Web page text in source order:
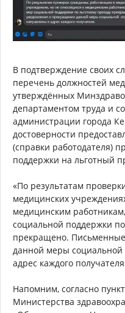
В подтверждение своих
перечень должностей
утверждённых
департаментом труда и
администрации города
достоверности
(справки работодателя)
поддержки на льготный
«По результатам
медицинских
медицинским
социальной поддержки
прекращено.
данной меры
адрес каждого
Напомним, согласно
Министерства